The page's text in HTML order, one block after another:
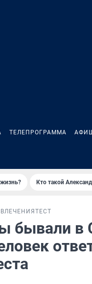
ТЕЛЕПРОГРАММА
Кто такой
ТЕСТ
бывали в